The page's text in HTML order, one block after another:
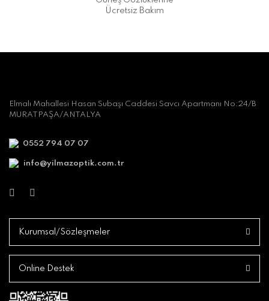
Ücretsiz Bakım
Elmalı Mahallesi Hasan Subaşı Caddesi Savcı Apartmanı No:24/B
MURATPAŞA/ANTALYA
0552 794 07 07
info@yilmazoptik.com.tr
Kurumsal/Sözleşmeler
Online Destek